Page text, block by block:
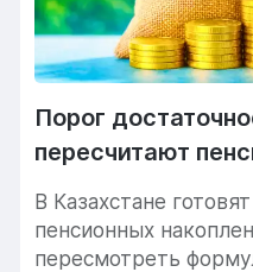
Порог
пересчитают
В Казахстане
пенсионных
пересмотреть